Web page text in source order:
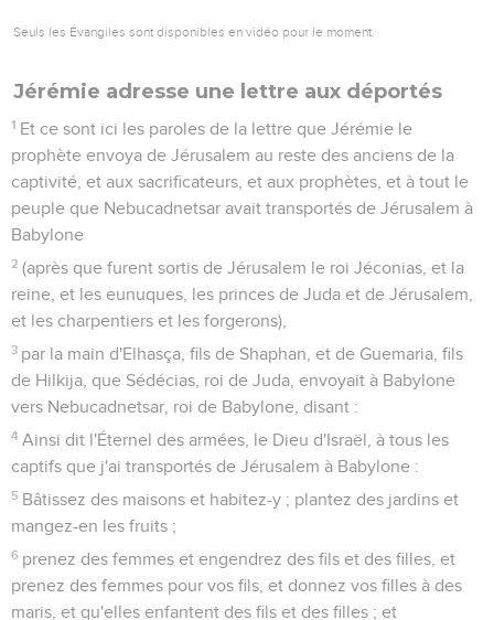
Seuls les Évangiles sont disponibles en vidéo pour le moment.
Jérémie adresse une lettre aux déportés
1 Et ce sont ici les paroles de la lettre que Jérémie le
prophète envoya de Jérusalem au reste des anciens de la
captivité, et aux sacrificateurs, et aux prophètes, et à tout le
peuple que Nebucadnetsar avait transportés de Jérusalem à
Babylone
2 (après que furent sortis de Jérusalem le roi Jéconias, et la
reine, et les eunuques, les princes de Juda et de Jérusalem,
et les charpentiers et les forgerons),
3 par la main d'Elhasça, fils de Shaphan, et de Guemaria, fils
de Hilkija, que Sédécias, roi de Juda, envoyait à Babylone
vers Nebucadnetsar, roi de Babylone, disant :
4 Ainsi dit l'Éternel des armées, le Dieu d'Israël, à tous les
captifs que j'ai transportés de Jérusalem à Babylone :
5 Bâtissez des maisons et habitez-y ; plantez des jardins et
mangez-en les fruits ;
6 prenez des femmes et engendrez des fils et des filles, et
prenez des femmes pour vos fils, et donnez vos filles à des
maris, et qu'elles enfantent des fils et des filles ; et